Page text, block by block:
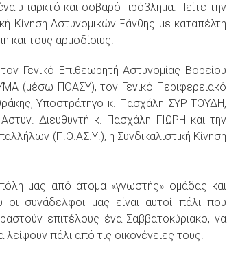
υπαρκτό και σοβαρό πρόβλημα. Πείτε την
Κίνηση Αστυνομικών Ξάνθης με καταπέλτη
και τους αρμοδίοιυς.
Γενικό Επιθεωρητή Αστυνομίας Βορείου
(μέσω ΠΟΑΣΥ), τον Γενικό Περιφερειακό
Υποστράτηγο κ. Πασχάλη ΣΥΡΙΤΟΥΔΗ,
Διευθυντή κ. Πασχάλη ΓΙΩΡΗ και την
(Π.Ο.ΑΣ.Υ.), η Συνδικαλιστική Κίνηση
μας από άτομα «γνωστής» ομάδας και
οι συνάδελφοι μας είναι αυτοί πάλι που
επιτέλους ένα Σαββατοκύριακο, να
πάλι από τις οικογένειες τους.